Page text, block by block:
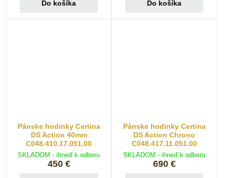
Do košíka Do košíka
Pánske hodinky Certina
DS Action 40mm
C048.410.17.051.00
SKLADOM - ihneď k odberu
450 €
Pánske hodinky Certina
DS Action Chrono
C048.417.11.051.00
SKLADOM - ihneď k odberu
690 €